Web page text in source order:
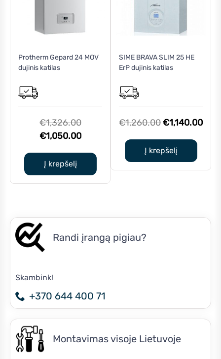
Protherm Gepard 24 MOV
dujinis katilas
€1,326.00Original
price
€1,326.00.
€1,050.00Current
€1,050.00.
Į krepšelį
SIME BRAVA SLIM 25 HE
ErP dujinis katilas
€1,260.00Original
was:
€1,260.00.
€1,140.00
Į krepšelį
Randi įrangą pigiau?
Skambink!
+370 644 400 71
Montavimas visoje Lietuvoje